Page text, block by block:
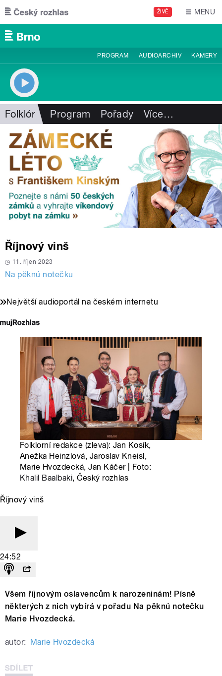
Přejít k hlavnímu obsahu
ŽIVĚ MENU
PROGRAM AUDIOARCHIV KAMERY
Folklór Program Pořady Více…
Říjnový vinš
11. říjen 2023
Na pěknú notečku
Největší audioportál na českém internetu
Folklorní redakce (zleva): Jan Kosík,
Anežka Heinzlová, Jaroslav Kneisl,
Marie Hvozdecká, Jan Káčer | Foto:
Khalil Baalbaki, Český rozhlas
Říjnový vinš
24:52
Všem říjnovým oslavencům k narozeninám! Písně
některých z nich vybírá v pořadu Na pěknú notečku
Marie Hvozdecká.
autor: Marie Hvozdecká